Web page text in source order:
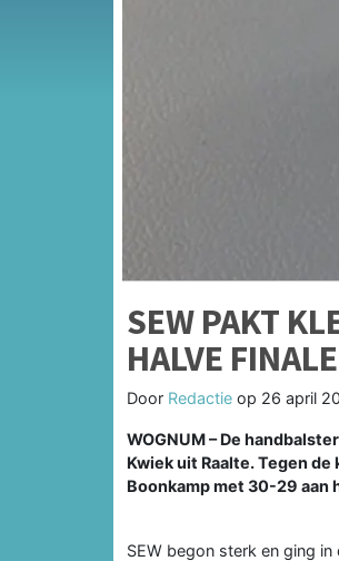
SEW PAKT
HALVE FINALE
Door Redactie op 26 april
WOGNUM – De
Kwiek uit Raalte. Tegen
Boonkamp met 30-29 aan
SEW begon sterk en ging